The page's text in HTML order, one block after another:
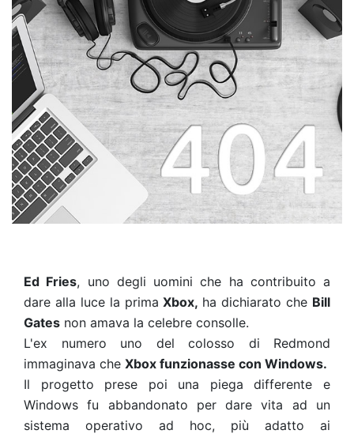
Ed Fries, uno degli uomini che ha contribuito a
dare alla luce la primaXbox, ha dichiarato che Bill
Gates non amava la celebre consolle.
L'ex numero uno del colosso di Redmond
immaginava che Xbox funzionasse con Windows.
Il progetto prese poi una piega differente e
Windows fu abbandonato per dare vita ad un
sistema operativo ad hoc, più adatto ai